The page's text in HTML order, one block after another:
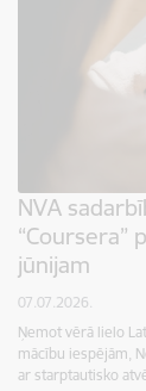
NVA
“Coursera”
jūnijam
07.07.2026.
Ņemot vērā lielo
mācību iespējām,
ar starptautisko